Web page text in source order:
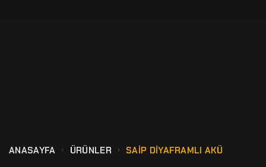
ANASAYFA ÜRÜNLER SAIP DIYAFRAMLI AKÜ